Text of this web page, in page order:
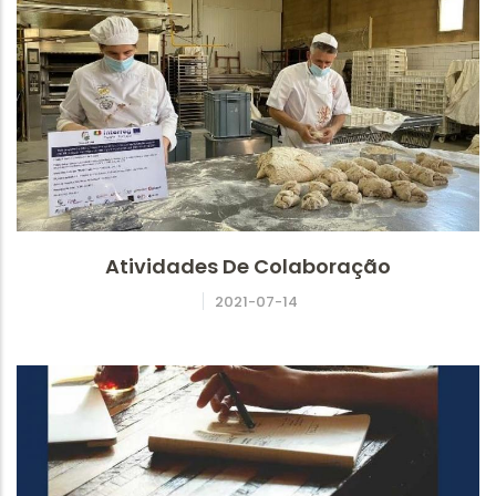
Atividades De Colaboração
2021-07-14